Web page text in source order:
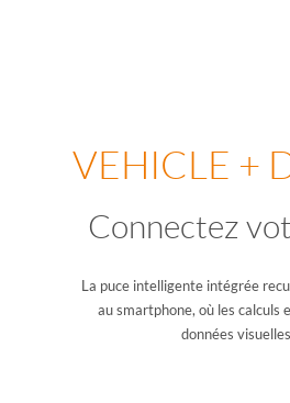
VEHICLE +
Connectez
La puce intelligente intégrée
au smartphone, où les calculs
données